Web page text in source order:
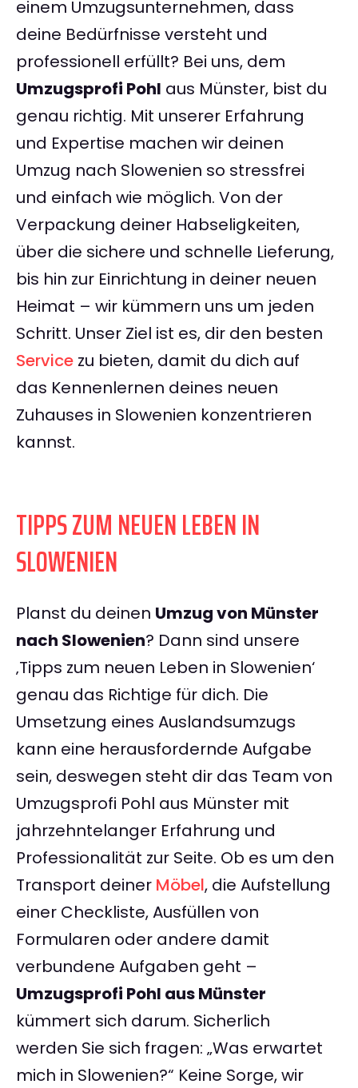
einem Umzugsunternehmen, dass
deine Bedürfnisse versteht und
professionell erfüllt? Bei uns, dem
Umzugsprofi Pohl aus Münster, bist du
genau richtig. Mit unserer Erfahrung
und Expertise machen wir deinen
Umzug nach Slowenien so stressfrei
und einfach wie möglich. Von der
Verpackung deiner Habseligkeiten,
über die sichere und schnelle Lieferung,
bis hin zur Einrichtung in deiner neuen
Heimat – wir kümmern uns um jeden
Schritt. Unser Ziel ist es, dir den besten
Service zu bieten, damit du dich auf
das Kennenlernen deines neuen
Zuhauses in Slowenien konzentrieren
kannst.
TIPPS ZUM NEUEN LEBEN IN
SLOWENIEN
Planst du deinen Umzug von Münster
nach Slowenien? Dann sind unsere
‚Tipps zum neuen Leben in Slowenien‘
genau das Richtige für dich. Die
Umsetzung eines Auslandsumzugs
kann eine herausfordernde Aufgabe
sein, deswegen steht dir das Team von
Umzugsprofi Pohl aus Münster mit
jahrzehntelanger Erfahrung und
Professionalität zur Seite. Ob es um den
Transport deiner Möbel, die Aufstellung
einer Checkliste, Ausfüllen von
Formularen oder andere damit
verbundene Aufgaben geht –
Umzugsprofi Pohl aus Münster
kümmert sich darum. Sicherlich
werden Sie sich fragen: „Was erwartet
mich in Slowenien?“ Keine Sorge, wir